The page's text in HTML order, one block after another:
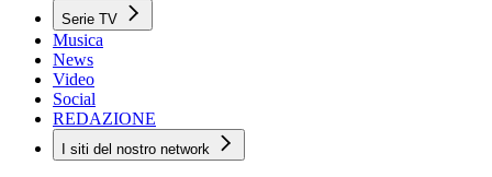
Serie TV
Musica
News
Video
Social
REDAZIONE
I siti del nostro network